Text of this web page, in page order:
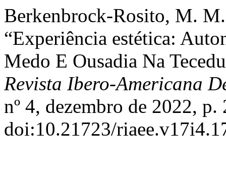
Berkenbrock-Rosito, M.
“Experiência estética:
Medo E Ousadia Na
Revista Ibero-Americana
nº 4, dezembro de 2022, p.
doi:10.21723/